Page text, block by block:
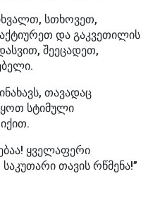
სთხოვეთ,
და გაკვეთილის
შეეცადეთ,
თავადაც
სტიმული
ყველაფერი
თავის რწმენა!”